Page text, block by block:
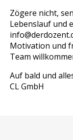
Zögere nicht,
Lebenslauf und
Motivation und
Team
Auf bald und
CL GmbH